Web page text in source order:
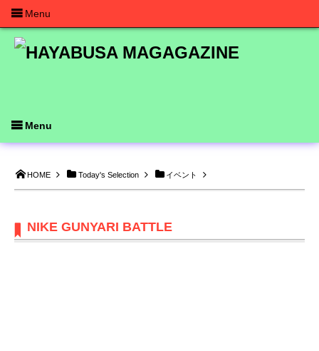
HOME Today's Selection イベント
NIKE GUNYARI BATTLE
Menu
Menu